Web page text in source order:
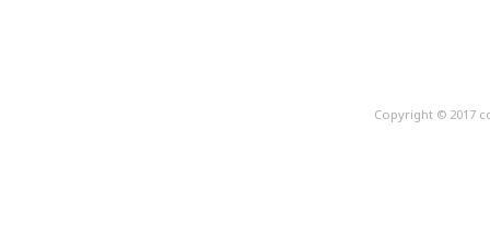
Copyright © 2017